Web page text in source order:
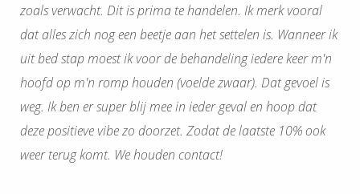
zoals verwacht. Dit is prima te handelen. Ik merk vooral
dat alles zich nog een beetje aan het settelen is. Wanneer ik
uit bed stap moest ik voor de behandeling iedere keer m'n
hoofd op m'n romp houden (voelde zwaar). Dat gevoel is
weg. Ik ben er super blij mee in ieder geval en hoop dat
deze positieve vibe zo doorzet. Zodat de laatste 10% ook
weer terug komt. We houden contact!